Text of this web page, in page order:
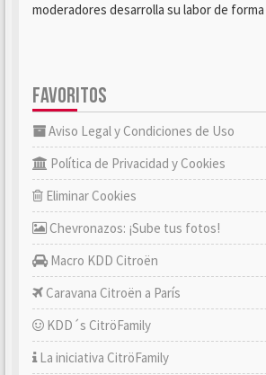
moderadores desarrolla su labor de
FAVORITOS
Aviso Legal y Condiciones de Uso
Política de Privacidad y Cookies
Eliminar Cookies
Chevronazos: ¡Sube tus fotos!
Macro KDD Citroën
Caravana Citroën a París
KDD´s CitröFamily
La iniciativa CitröFamily